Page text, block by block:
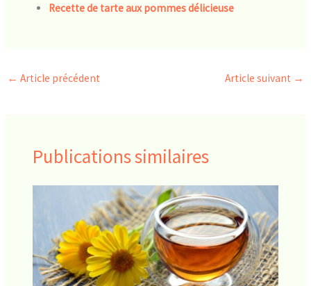
Recette de tarte aux pommes délicieuse
← Article précédent Article suivant →
Publications similaires